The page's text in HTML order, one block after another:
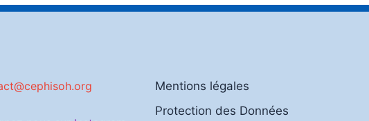
Mentions légales
Protection des Données